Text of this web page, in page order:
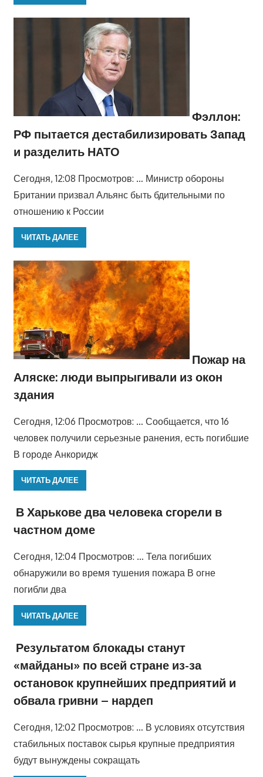
Фэллон:
РФ пытается дестабилизировать Запад
и разделить НАТО
Сегодня, 12:08 Просмотров: … Министр обороны
Британии призвал Альянс быть бдительными по
отношению к России
ЧИТАТЬ ДАЛЕЕ
Пожар на
Аляске: люди выпрыгивали из окон
здания
Сегодня, 12:06 Просмотров: … Сообщается, что 16
человек получили серьезные ранения, есть погибшие
В городе Анкоридж
ЧИТАТЬ ДАЛЕЕ
В Харькове два человека сгорели в
частном доме
Сегодня, 12:04 Просмотров: … Тела погибших
обнаружили во время тушения пожара В огне
погибли два
ЧИТАТЬ ДАЛЕЕ
Результатом блокады станут
«майданы» по всей стране из-за
остановок крупнейших предприятий и
обвала гривни – нардеп
Сегодня, 12:02 Просмотров: … В условиях отсутствия
стабильных поставок сырья крупные предприятия
будут вынуждены сокращать